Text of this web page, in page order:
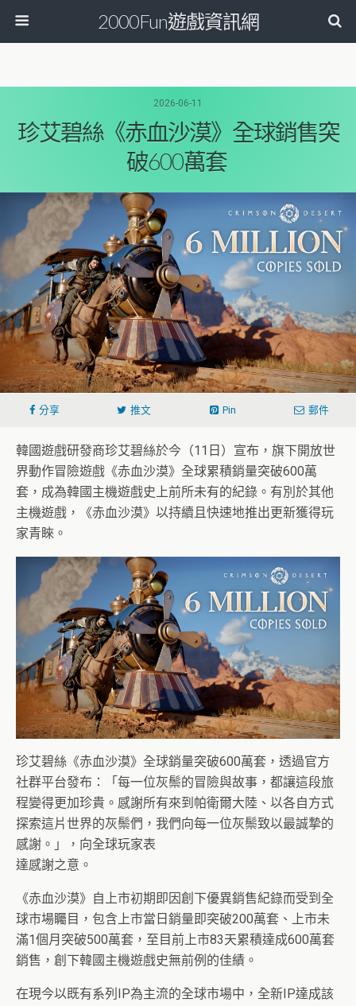
2000Fun遊戲資訊網
2026-06-11
珍艾碧絲《赤血沙漠》全球銷售突
破600萬套
分享 推文 Pin 郵件
韓國遊戲研發商珍艾碧絲於今（11日）宣布，旗下開放世
界動作冒險遊戲《赤血沙漠》全球累積銷量突破600萬
套，成為韓國主機遊戲史上前所未有的紀錄。有別於其他
主機遊戲，《赤血沙漠》以持續且快速地推出更新獲得玩
家青睞。
珍艾碧絲《赤血沙漠》全球銷量突破600萬套，透過官方
社群平台發布：「每一位灰鬃的冒險與故事，都讓這段旅
程變得更加珍貴。感謝所有來到帕衛爾大陸、以各自方式
探索這片世界的灰鬃們，我們向每一位灰鬃致以最誠摯的
感謝。」，向全球玩家表
達感謝之意。
《赤血沙漠》自上市初期即因創下優異銷售紀錄而受到全
球市場矚目，包含上市當日銷量即突破200萬套、上市未
滿1個月突破500萬套，至目前上市83天累積達成600萬套
銷售，創下韓國主機遊戲史無前例的佳績。
在現今以既有系列IP為主流的全球市場中，全新IP達成該